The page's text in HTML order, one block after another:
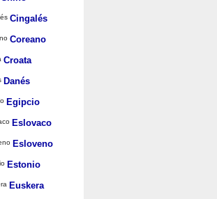
Cingalés
Coreano
Croata
Danés
Egipcio
Eslovaco
Esloveno
Estonio
Euskera